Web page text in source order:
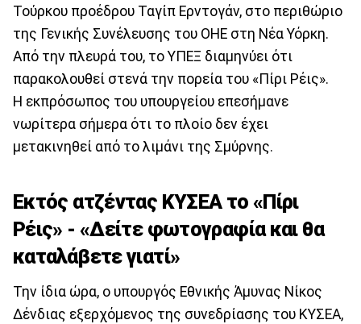
Τούρκου προέδρου Ταγίπ Ερντογάν, στο περιθώριο
της Γενικής Συνέλευσης του ΟΗΕ στη Νέα Υόρκη.
Από την πλευρά του, το ΥΠΕΞ διαμηνύει ότι
παρακολουθεί στενά την πορεία του «Πίρι Ρέις».
Η εκπρόσωπος του υπουργείου επεσήμανε
νωρίτερα σήμερα ότι το πλοίο δεν έχει
μετακινηθεί από το λιμάνι της Σμύρνης.
Εκτός ατζέντας ΚΥΣΕΑ το «Πίρι
Ρέις» - «Δείτε φωτογραφία και θα
καταλάβετε γιατί»
Την ίδια ώρα, ο υπουργός Εθνικής Άμυνας Νίκος
Δένδιας εξερχόμενος της συνεδρίασης του ΚΥΣΕΑ,